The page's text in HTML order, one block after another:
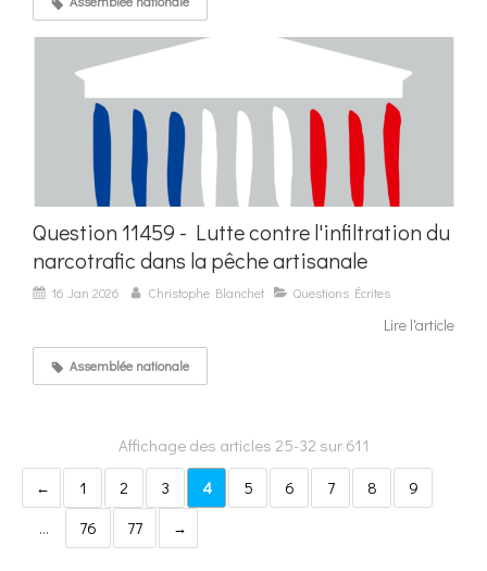
Question 11459 - Lutte contre l'infiltration du
narcotrafic dans la pêche artisanale
16 Jan 2026 Christophe Blanchet Questions Écrites
Lire l'article
Assemblée nationale
Affichage des articles 25-32 sur 611
1
2 3 4 5 6 7 8
9
…
76 77